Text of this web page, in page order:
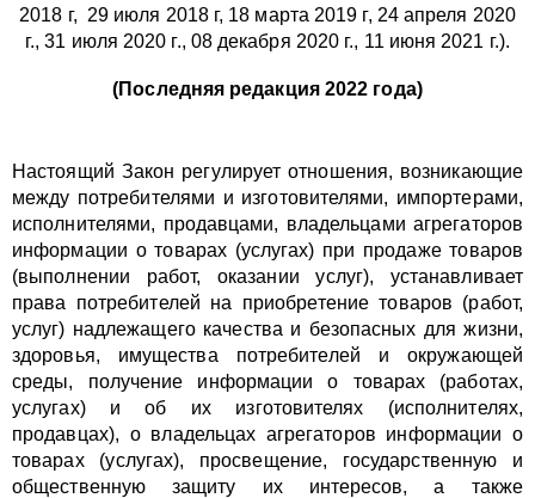
2018 г, 29 июля 2018 г, 18 марта 2019 г, 24 апреля 2020
г., 31 июля 2020 г., 08 декабря 2020 г., 11 июня 2021 г.).
(Последняя редакция 2022 года)
Настоящий Закон регулирует отношения, возникающие
между потребителями и изготовителями, импортерами,
исполнителями, продавцами, владельцами агрегаторов
информации о товарах (услугах) при продаже товаров
(выполнении работ, оказании услуг), устанавливает
права потребителей на приобретение товаров (работ,
услуг) надлежащего качества и безопасных для жизни,
здоровья, имущества потребителей и окружающей
среды, получение информации о товарах (работах,
услугах) и об их изготовителях (исполнителях,
продавцах), о владельцах агрегаторов информации о
товарах (услугах), просвещение, государственную и
общественную защиту их интересов, а также